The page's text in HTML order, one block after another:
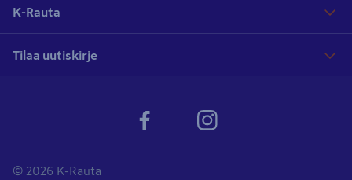
K-Rauta
Tilaa uutiskirje
© 2026 K-Rauta